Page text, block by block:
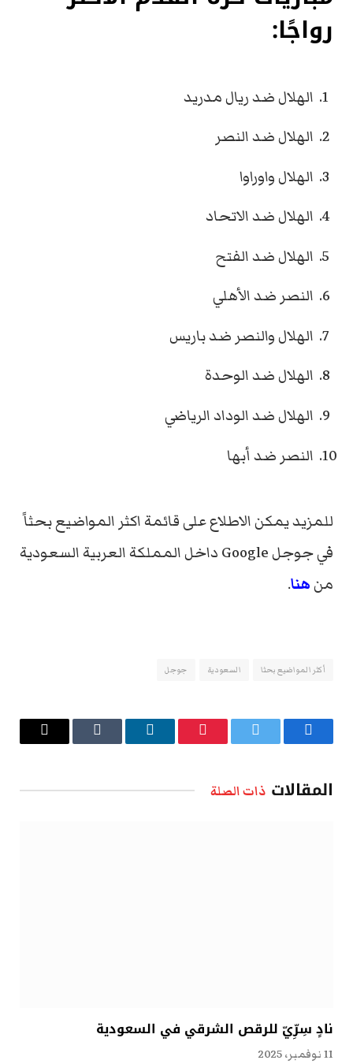
رواجًا:
الهلال ضد ريال مدريد
الهلال ضد النصر
الهلال واوراوا
الهلال ضد الاتحاد
الهلال ضد الفتح
النصر ضد الأهلي
الهلال والنصر ضد باريس
الهلال ضد الوحدة
الهلال ضد الوداد الرياضي
النصر ضد أبها
للمزيد يمكن الاطلاع على قائمة اكثر المواضيع بحثاً
في جوجل Google داخل المملكة العربية السعودية
منهنا.
أكثر المواضيع بحثا السعودية جوجل
فيسبوك تويتر بينتيريستلينكدإن Tumblr
البريد
المقالات ذات الصلة
نادٍ سِرِّيّ للرقص الشرقي في السعودية
11 نوفمبر، 2025